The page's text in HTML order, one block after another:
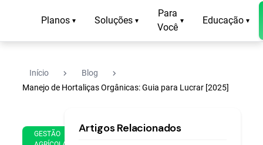
Planos ▾ Soluções ▾
Para
Você
▾ Educação ▾
Início navigate_next Blog navigate_next
Manejo de Hortaliças Orgânicas: Guia para Lucrar [2025]
GESTÃO
de
min
Artigos Relacionados